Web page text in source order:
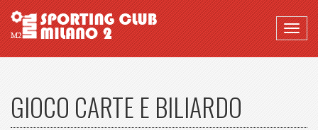
GIOCO CARTE E BILIARDO